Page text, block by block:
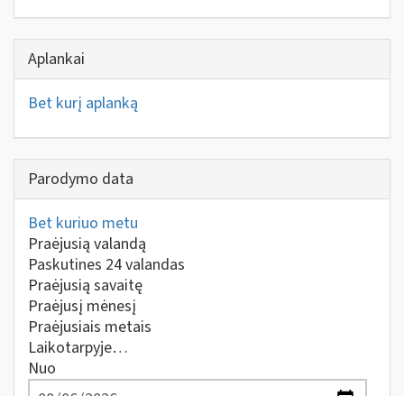
Aplankai
Bet kurį aplanką
Parodymo data
Bet kuriuo metu
Praėjusią valandą
Paskutines 24 valandas
Praėjusią savaitę
Praėjusį mėnesį
Praėjusiais metais
Laikotarpyje…
Nuo